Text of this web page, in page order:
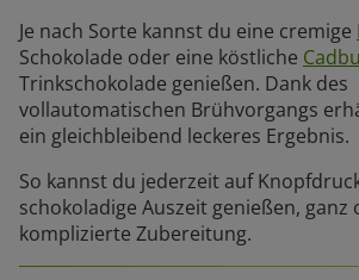
Je nach Sorte kannst du eine cremige
Schokolade oder eine köstliche
Trinkschokolade genießen. Dank des
vollautomatischen Brühvorgangs
ein gleichbleibend leckeres Ergebnis.
So kannst du jederzeit auf
schokoladige Auszeit genießen, ganz
komplizierte Zubereitung.